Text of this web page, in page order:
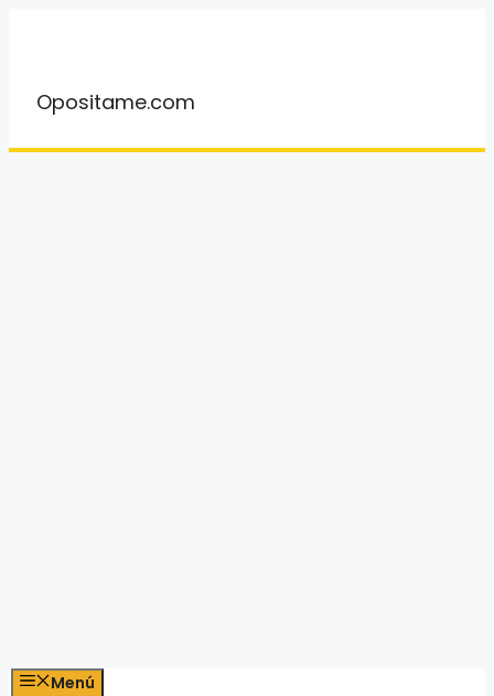
Opositame.com
Menú